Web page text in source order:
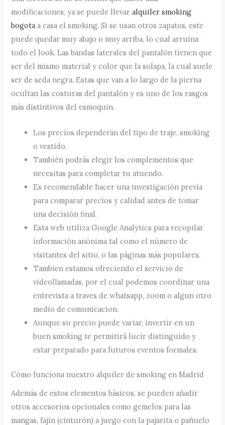
modificaciones, ya se puede llevaralquiler smoking
bogota a casa el smoking. Si se usan otros zapatos, este
puede quedar muy abajo o muy arriba, lo cual arruina
todo el look. Las bandas laterales del pantalón tienen que
ser del mismo material y color que la solapa, la cual suele
ser de seda negra. Estas que van a lo largo de la pierna
ocultan las costuras del pantalón y es uno de los rasgos
más distintivos del esmoquin.
Los precios dependerán del tipo de traje, smoking
o vestido.
También podrás elegir los complementos que
necesitas para completar tu atuendo.
Es recomendable hacer una investigación previa
para comparar precios y calidad antes de tomar
una decisión final.
Esta web utiliza Google Analytics para recopilar
información anónima tal como el número de
visitantes del sitio, o las páginas más populares.
Tambien estamos ofreciendo el servicio de
videollamadas, por el cual podemos coordinar una
entrevista a traves de whatsapp, zoom o algun otro
medio de comunicacion.
Aunque su precio puede variar, invertir en un
buen smoking te permitirá lucir distinguido y
estar preparado para futuros eventos formales.
Cómo funciona nuestro alquiler de smoking en Madrid
Además de estos elementos básicos, se pueden añadir
otros accesorios opcionales como gemelos para las
mangas, fajín (cinturón) a juego con la pajarita o pañuelo